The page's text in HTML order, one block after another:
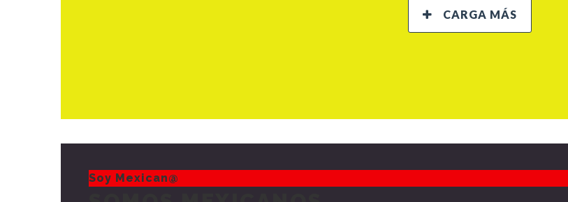
CARGA MÁS
Soy Mexican@